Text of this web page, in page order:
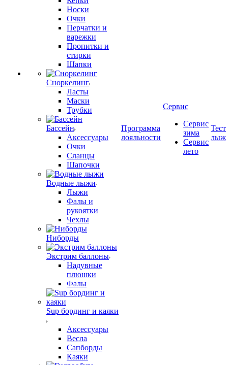
Носки
Очки
Перчатки и
варежки
Пропитки и
стирки
Шапки
Сноркелинг
Ласты
Маски
Трубки
Бассейн
Аксессуары
Очки
Сланцы
Шапочки
Водные лыжи
Лыжи
Фалы и
рукоятки
Чехлы
Ниборды
Экстрим баллоны
Надувные
плюшки
Фалы
Sup бординг и каяки
Аксессуары
Весла
Сапборды
Каяки
Программа
лояльности
Сервис
Сервис
зима
Сервис
лето
Тест
лыж